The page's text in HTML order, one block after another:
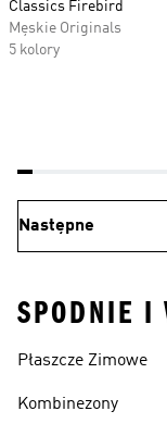
Classics Firebird
Męskie Originals
5 kolory
Następne
SPODNIE I
Płaszcze Zimowe
Kombinezony